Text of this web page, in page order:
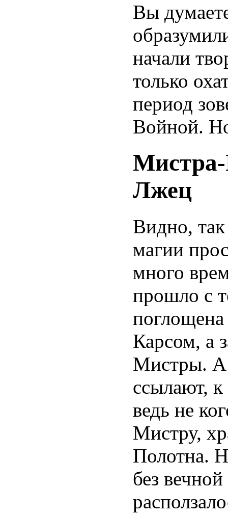
Вы
начали
только
период
Войной.
Лжец
Видно,
магии
много
прошло с
Карсом, а
Мистры. А
ссылают,
ведь не
Мистру,
Полотна.
без